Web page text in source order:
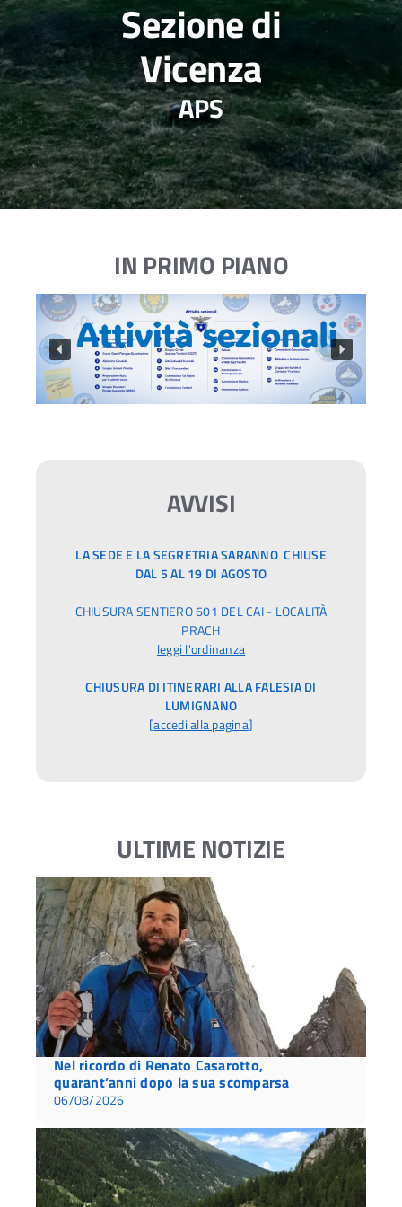
Sezione di
Vicenza
APS
IN PRIMO PIANO
AVVISI
LA SEDE E LA SEGRETRIA SARANNO CHIUSE
DAL 5 AL 19 DI AGOSTO
CHIUSURA SENTIERO 601 DEL CAI - LOCALITÀ
PRACH
leggi l'ordinanza
CHIUSURA DI ITINERARI ALLA FALESIA DI
LUMIGNANO
[accedi alla pagina]
ULTIME NOTIZIE
Nel ricordo di Renato Casarotto,
quarant’anni dopo la sua scomparsa
06/08/2026